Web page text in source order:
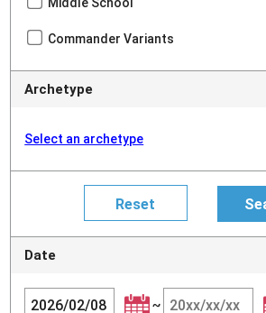
Commander Variants
Archetype
Select an archetype
Date
~